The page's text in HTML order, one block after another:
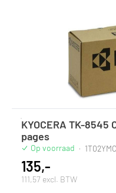
KYOCERA TK-
pages
Op voorraad ·
135,-
111,57 excl. BTW